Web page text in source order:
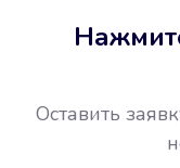
Оставить